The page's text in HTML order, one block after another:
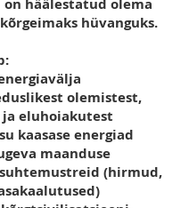
on häälestatud olema
hüvanguks.
olemistest,
eluhoiakutest
kaasase energiad
maanduse
(hirmud,